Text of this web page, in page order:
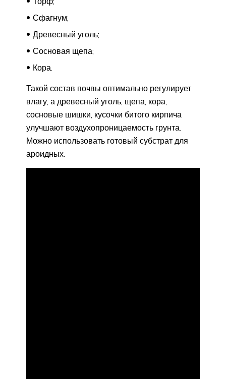
Сфагнум;
Древесный уголь;
Сосновая щепа;
Кора.
Такой состав почвы оптимально регулирует
влагу, а древесный уголь, щепа, кора,
сосновые шишки, кусочки битого кирпича
улучшают воздухопроницаемость грунта.
Можно использовать готовый субстрат для
ароидных.